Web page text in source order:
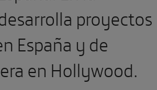
proyectos
España y de
en Hollywood.